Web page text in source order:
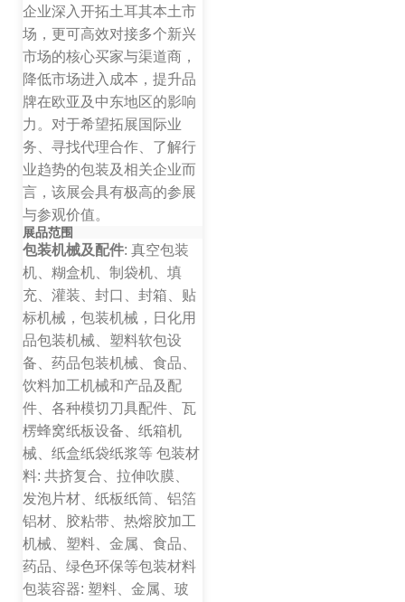
企业深入开拓土耳其本土市
场，更可高效对接多个新兴
市场的核心买家与渠道商，
降低市场进入成本，提升品
牌在欧亚及中东地区的影响
力。对于希望拓展国际业
务、寻找代理合作、了解行
业趋势的包装及相关企业而
言，该展会具有极高的参展
与参观价值。
展品范围
包装机械及配件: 真空包装
机、糊盒机、制袋机、填
充、灌装、封口、封箱、贴
标机械，包装机械，日化用
品包装机械、塑料软包设
备、药品包装机械、食品、
饮料加工机械和产品及配
件、各种模切刀具配件、瓦
楞蜂窝纸板设备、纸箱机
械、纸盒纸袋纸浆等 包装材
料: 共挤复合、拉伸吹膜、
发泡片材、纸板纸筒、铝箔
铝材、胶粘带、热熔胶加工
机械、塑料、金属、食品、
药品、绿色环保等包装材料
包装容器: 塑料、金属、玻